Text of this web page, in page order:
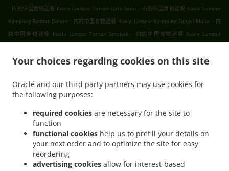
Your choices regarding cookies on this site
Oracle and our third party partners may use cookies for
the following purposes:
required cookies are necessary for the site to
function
functional cookies help us to prefill your details on
your next order and to optimize the site for easy
reordering
advertising cookies allow for interest-based
. 内的中国食物送餐 Kuala Lumpur Taman Dato Senu . 内的中国食物送餐 Kuala Lumpur
Kampung Bandar Dalam . 内的中国食物送餐 Kuala Lumpur Kampung Sungai Mulia . 内
的中国食物送餐 Kuala Lumpur Taman Setapak . 内的中国食物送餐 Kuala Lumpur
物送餐 吉隆坡 班底达南 . 内的中国食物送餐 吉隆坡 敦依斯迈花园 . 内的中国食物送餐 吉隆
园 . 内的中国食物送餐 吉隆坡 国联花园 . 内的中国食物送餐 吉隆坡 彩虹花园 . 内的中国食物
送餐 吉隆坡 泗岩沫 . 内的中国食物送餐 吉隆坡
国食物送餐 Puchong Bandar Puchong Jaya
内的中国食物送餐 Puchong Kampung
Lembah Kinrara . 内的中国食物送餐 Puchong
Sungai Buloh Taman Industri Sungai Buloh
内的中国食物送餐 Sungai Buloh . 内的中国
食物送餐 Batu Caves Sri Utara Kipark
. 内的中国食物送餐 Batu Caves Taman Wahyu
的中国食物送餐 Batu Caves Taman Industri Spring Crest Batu Caves
内的中国食物送餐